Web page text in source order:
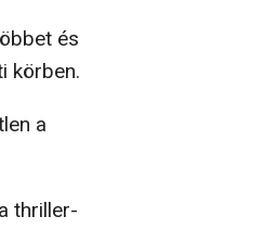
és
körben.
a
thriller-